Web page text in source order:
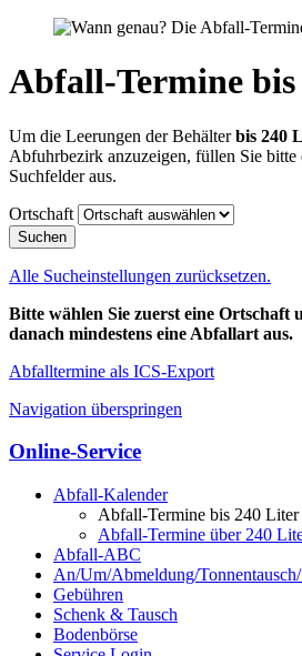
Abfall-Termine
Um die Leerungen der Behälterbis 240
Abfuhrbezirk anzuzeigen, füllen Sie bitte
Suchfelder aus.
Ortschaft
Suchen
Alle Sucheinstellungen zurücksetzen.
Bitte wählen Sie zuerst eine Ortschaft
danach mindestens eine Abfallart aus.
Abfalltermine als ICS-Export
Navigation überspringen
Online-Service
Abfall-Kalender
Abfall-Termine bis 240 Liter
Abfall-Termine über 240
Abfall-ABC
An/Um/Abmeldung/
Gebühren
Schenk & Tausch
Bodenbörse